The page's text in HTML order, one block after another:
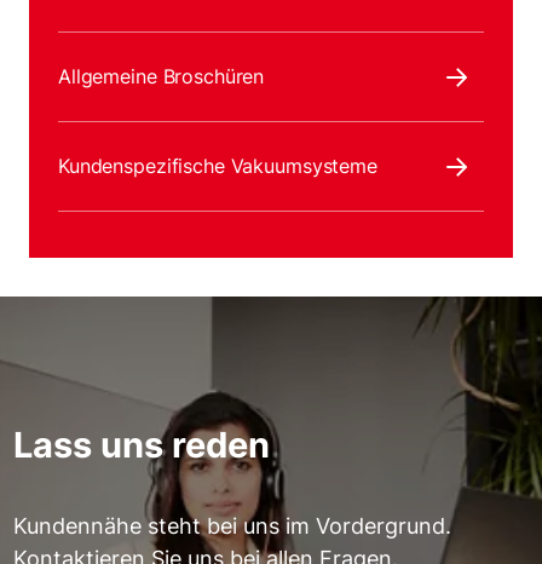
Allgemeine Broschüren
Kundenspezifische Vakuumsysteme
Lass uns reden
Kundennähe steht bei uns im Vordergrund.
Kontaktieren Sie uns bei allen Fragen.